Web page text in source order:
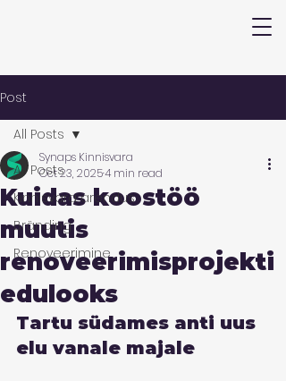
Post
All Posts
Kinnisvara arendus
Bränding
Renoveerimine
All Posts
Kuidas koostöö
muutis
renoveerimisprojekti
edulooks
Synaps Kinnisvara
Oct 23, 20254 min read
Tartu südames anti uus
elu vanale majale